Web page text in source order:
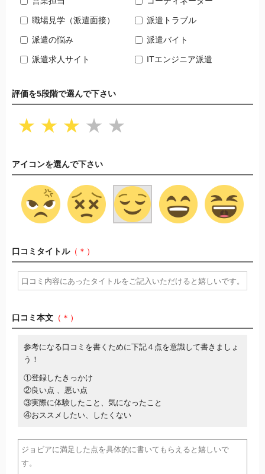
職場見学（派遣面接） 派遣トラブル
派遣の悩み 派遣バイト
派遣求人サイト ITエンジニア派遣
評価を5段階で選んで下さい
★ ★ ★ ★ ★
アイコンを選んで下さい
口コミタイトル（＊）
口コミ本文 （＊）
参考になる口コミを書くために下記４点を意識して書きましょ
う！
①登録したきっかけ
②良い点 、悪い点
③実際に体験したこと、気になったこと
④おススメしたい、したくない